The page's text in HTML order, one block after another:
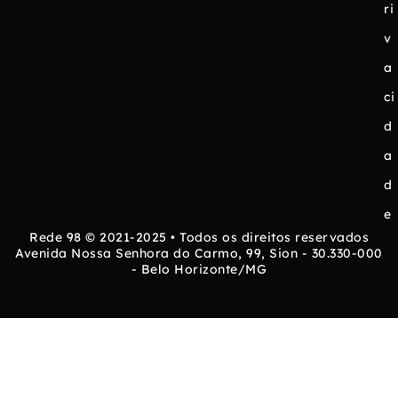
ri
v
a
ci
d
a
d
e
Rede 98 © 2021-2025 • Todos os direitos reservados
Avenida Nossa Senhora do Carmo, 99, Sion - 30.330-000
- Belo Horizonte/MG